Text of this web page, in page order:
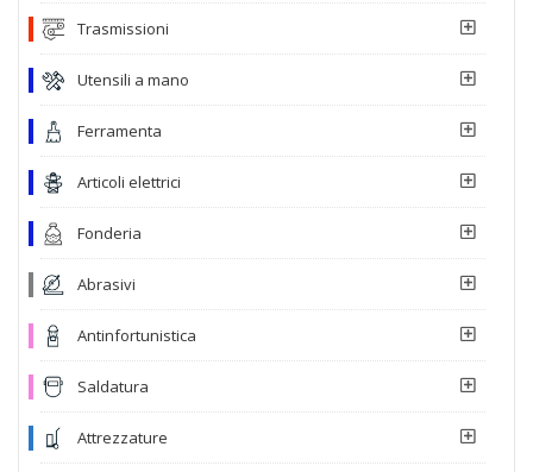
Trasmissioni
Utensili a mano
Ferramenta
Articoli elettrici
Fonderia
Abrasivi
Antinfortunistica
Saldatura
Attrezzature